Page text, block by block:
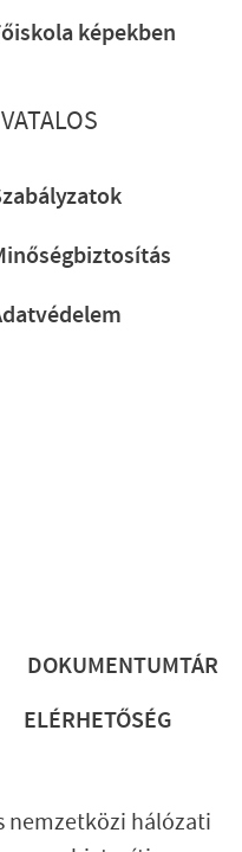
képekben
DOKUMENTUMTÁR
ELÉRHETŐSÉG
nemzetközi hálózati